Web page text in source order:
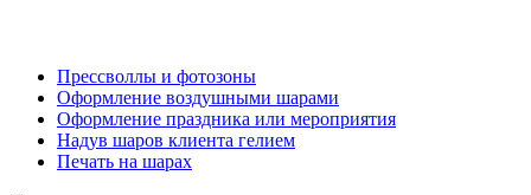
Прессволлы и фотозоны
Оформление воздушными шарами
Оформление праздника или мероприятия
Надув шаров клиента гелием
Печать на шарах